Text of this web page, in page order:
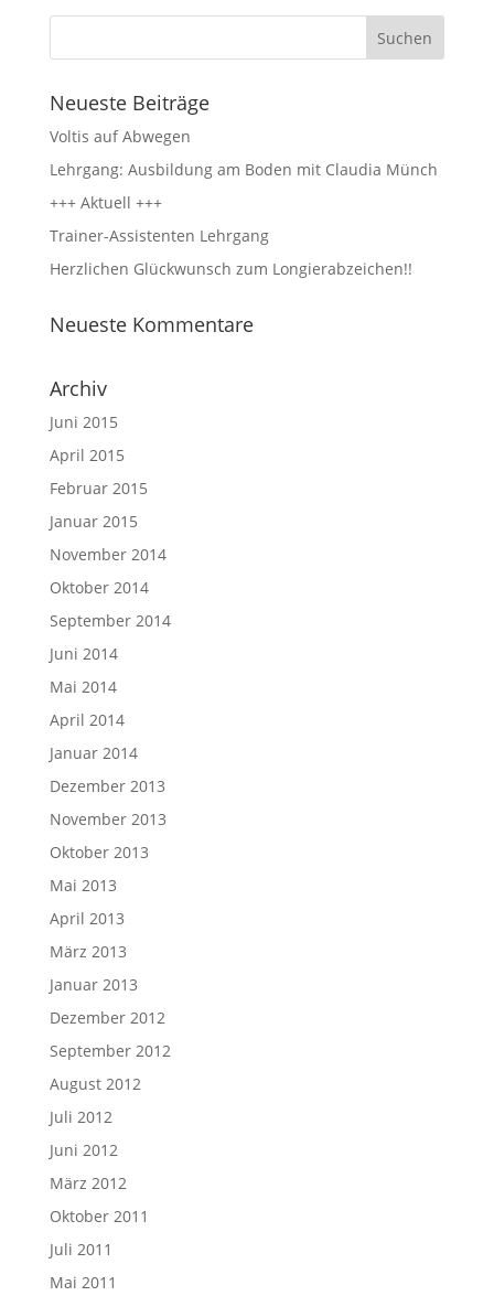
Neueste Beiträge
Voltis auf Abwegen
Lehrgang: Ausbildung am Boden mit Claudia Münch
+++ Aktuell +++
Trainer-Assistenten Lehrgang
Herzlichen Glückwunsch zum Longierabzeichen!!
Neueste Kommentare
Archiv
Juni 2015
April 2015
Februar 2015
Januar 2015
November 2014
Oktober 2014
September 2014
Juni 2014
Mai 2014
April 2014
Januar 2014
Dezember 2013
November 2013
Oktober 2013
Mai 2013
April 2013
März 2013
Januar 2013
Dezember 2012
September 2012
August 2012
Juli 2012
Juni 2012
März 2012
Oktober 2011
Juli 2011
Mai 2011